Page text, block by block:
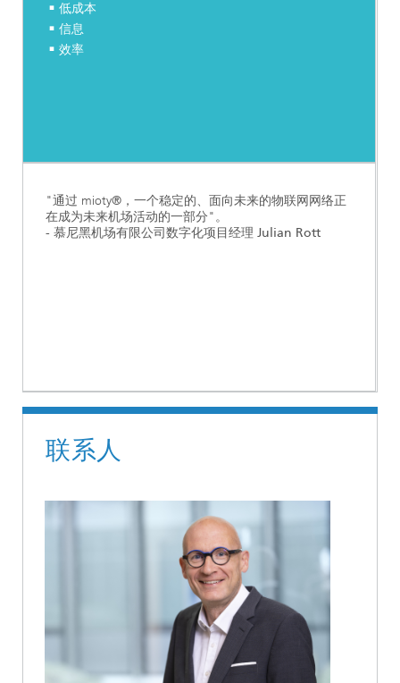
低成本
信息
效率
"通过 mioty®，一个稳定的、面向未来的物联网网络正
在成为未来机场活动的一部分"。
- 慕尼黑机场有限公司数字化项目经理 Julian Rott
联系人